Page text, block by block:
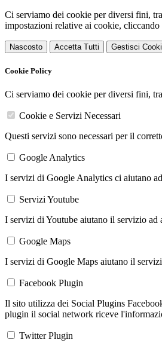
Ci serviamo dei cookie per diversi fini,
impostazioni relative ai cookie,
Nascosto Accetta Tutti Gestisci
Cookie Policy
Ci serviamo dei cookie per diversi fini,
Cookie e Servizi Necessari
Questi servizi sono necessari per il
Google Analytics
I servizi di Google Analytics ci aiutano
Servizi Youtube
I servizi di Youtube aiutano il servizio
Google Maps
I servizi di Google Maps aiutano il
Facebook Plugin
Il sito utilizza dei Social Plugins
plugin il social network riceve
Twitter Plugin